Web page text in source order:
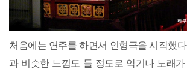
처음에는 연주를 하면서 인형극을 시작했
과 비슷한 느낌도 들 정도로 악기나 노래가